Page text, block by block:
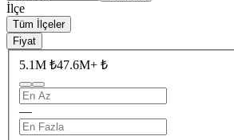
İlçe
Tüm İlçeler
Fiyat
5.1M ₺47.6M+ ₺
—